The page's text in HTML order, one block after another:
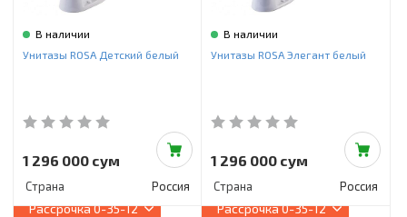
В наличии
Унитазы ROSA Детский белый
1 296 000 сум
Страна Россия
В наличии
Унитазы ROSA Элегант белый
1 296 000 сум
Страна Россия
Рассрочка0-35-12 Рассрочка0-35-12